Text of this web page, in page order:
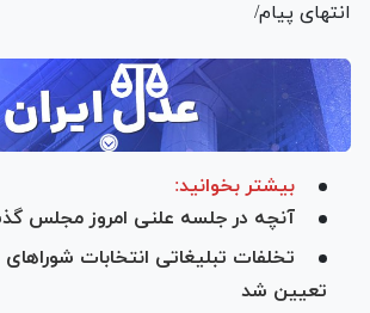
انتهای پیام/
بیشتر بخوانید:
آنچه در جلسه علنی امروز مجلس
تخلفات تبلیغاتی انتخابات
تعیین شد